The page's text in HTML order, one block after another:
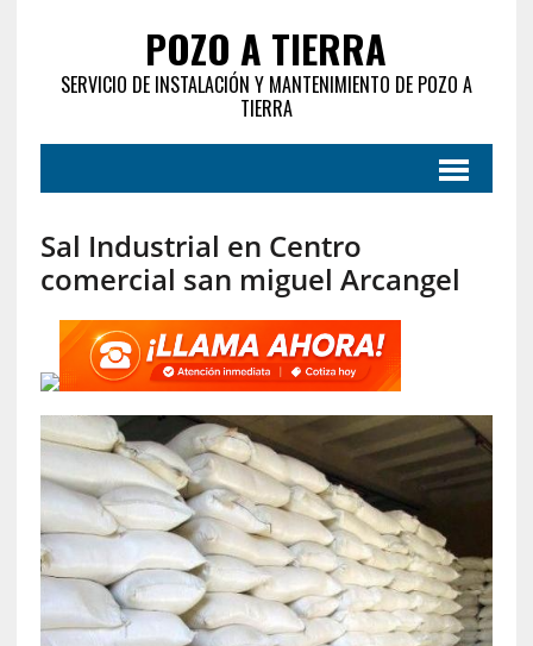
POZO A TIERRA
SERVICIO DE INSTALACIÓN Y MANTENIMIENTO DE POZO A
TIERRA
Sal Industrial en Centro
comercial san miguel Arcangel